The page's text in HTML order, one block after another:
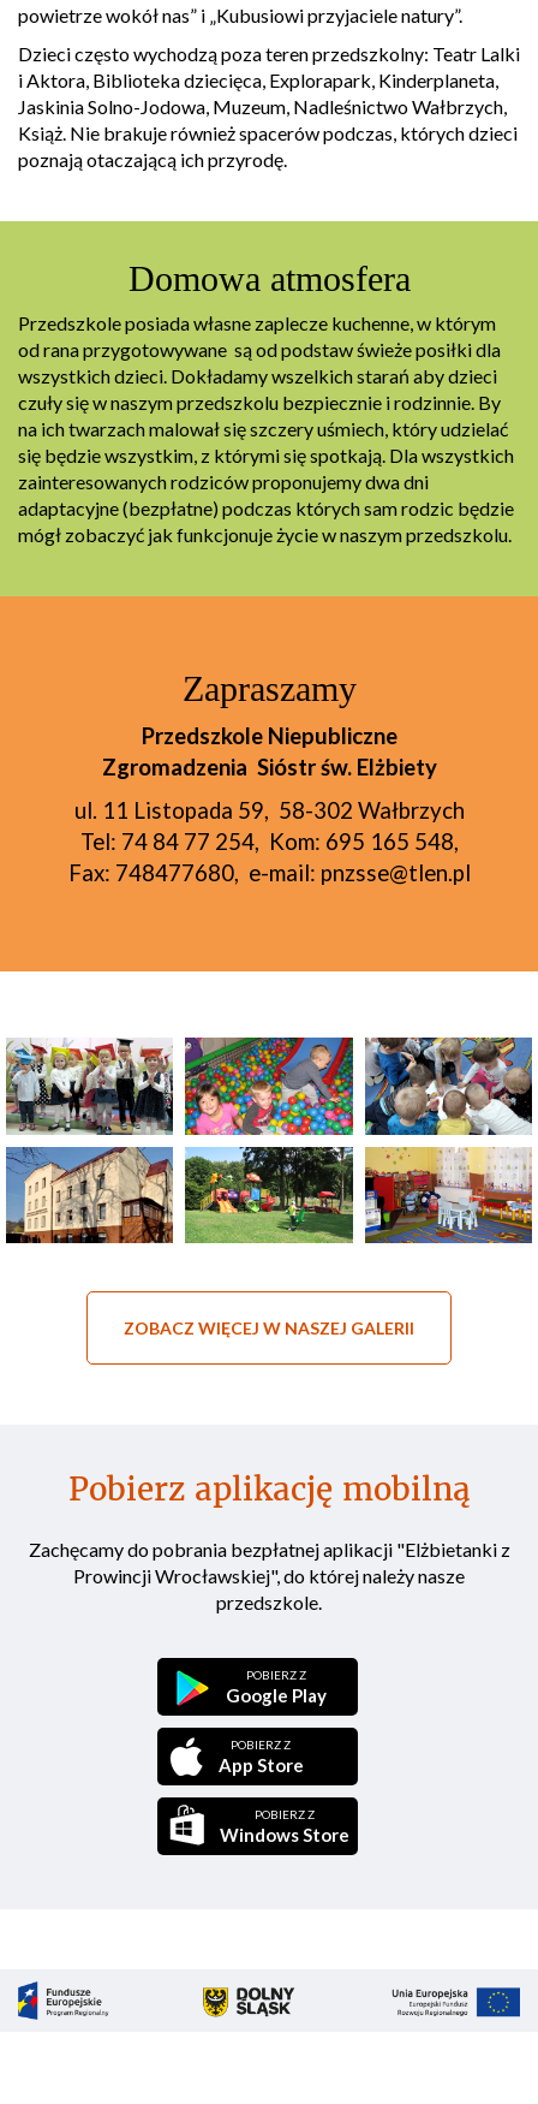
powietrze wokół nas” i „Kubusiowi przyjaciele natury”.
Dzieci często wychodzą poza teren przedszkolny: Teatr Lalki
i Aktora, Biblioteka dziecięca, Explorapark, Kinderplaneta,
Jaskinia Solno-Jodowa, Muzeum, Nadleśnictwo Wałbrzych,
Książ. Nie brakuje również spacerów podczas, których dzieci
poznają otaczającą ich przyrodę.
Domowa atmosfera
Przedszkole posiada własne zaplecze kuchenne, w którym
od rana przygotowywane są od podstaw świeże posiłki dla
wszystkich dzieci. Dokładamy wszelkich starań aby dzieci
czuły się w naszym przedszkolu bezpiecznie i rodzinnie. By
na ich twarzach malował się szczery uśmiech, który udzielać
się będzie wszystkim, z którymi się spotkają. Dla wszystkich
zainteresowanych rodziców proponujemy dwa dni
adaptacyjne (bezpłatne) podczas których sam rodzic będzie
mógł zobaczyć jak funkcjonuje życie w naszym przedszkolu.
Zapraszamy
Przedszkole Niepubliczne
Zgromadzenia Sióstr św. Elżbiety
ul. 11 Listopada 59, 58-302 Wałbrzych
Tel: 74 84 77 254, Kom: 695 165 548,
Fax: 748477680, e-mail: pnzsse@tlen.pl
ZOBACZ WIĘCEJ W NASZEJ GALERII
Pobierz aplikację mobilną
Zachęcamy do pobrania bezpłatnej aplikacji "Elżbietanki z
Prowincji Wrocławskiej", do której należy nasze
przedszkole.
POBIERZ Z
Google Play
POBIERZ Z
App Store
POBIERZ Z
Windows Store